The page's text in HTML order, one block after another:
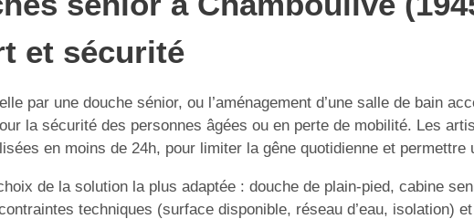
et sécurité
par une douche sénior, ou l’aménagement d’une salle de bain
la sécurité des personnes âgées ou en perte de mobilité. Les
en moins de 24h, pour limiter la gêne quotidienne et permettre
de la solution la plus adaptée : douche de plain-pied, cabine
techniques (surface disponible, réseau d’eau, isolation)